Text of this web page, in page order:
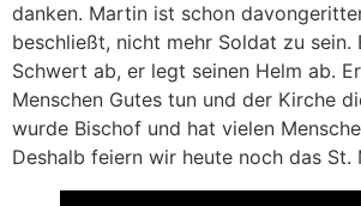
danken. Martin ist schon
beschließt, nicht mehr Soldat zu sein.
Schwert ab, er legt seinen Helm ab.
Menschen Gutes tun und der Kirche
wurde Bischof und hat vielen
Deshalb feiern wir heute noch das St.